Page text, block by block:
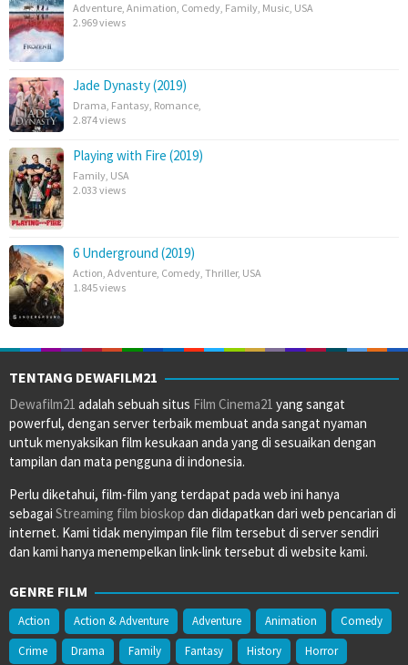
Adventure, Animation, Comedy, Family, Music, USA
2.969 views
Jade Dynasty (2019)
Drama, Fantasy, Romance,
2.874 views
Playing with Fire (2019)
Family, USA
2.033 views
6 Underground (2019)
Action, Adventure, Comedy, Thriller, USA
1.845 views
TENTANG DEWAFILM21
Dewafilm21 adalah sebuah situs Film Cinema21 yang sangat
powerful, dengan server terbaik membuat anda sangat nyaman
untuk menyaksikan film kesukaan anda yang di sesuaikan dengan
tampilan dan mata pengguna di indonesia.
Perlu diketahui, film-film yang terdapat pada web ini hanya
sebagai Streaming film bioskop dan didapatkan dari web pencarian di
internet. Kami tidak menyimpan file film tersebut di server sendiri
dan kami hanya menempelkan link-link tersebut di website kami.
GENRE FILM
Action Action & Adventure Adventure Animation
Comedy
Crime
Drama Family Fantasy History Horror